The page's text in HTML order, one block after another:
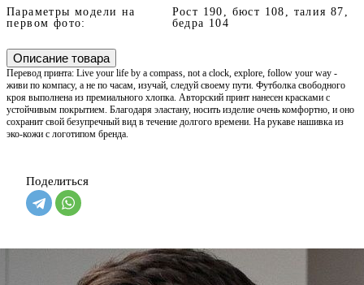
Параметры модели на
первом фото:
Рост 190, бюст 108, талия 87,
бедра 104
Описание товара
Перевод принта: Live your life by a compass, not a clock, explore, follow your way -
живи по компасу, а не по часам, изучай, следуй своему пути. Футболка свободного
кроя выполнена из премиального хлопка. Авторский принт нанесен красками с
устойчивым покрытием. Благодаря эластану, носить изделие очень комфортно, и оно
сохранит свой безупречный вид в течение долгого времени. На рукаве нашивка из
эко-кожи с логотипом бренда.
Поделиться